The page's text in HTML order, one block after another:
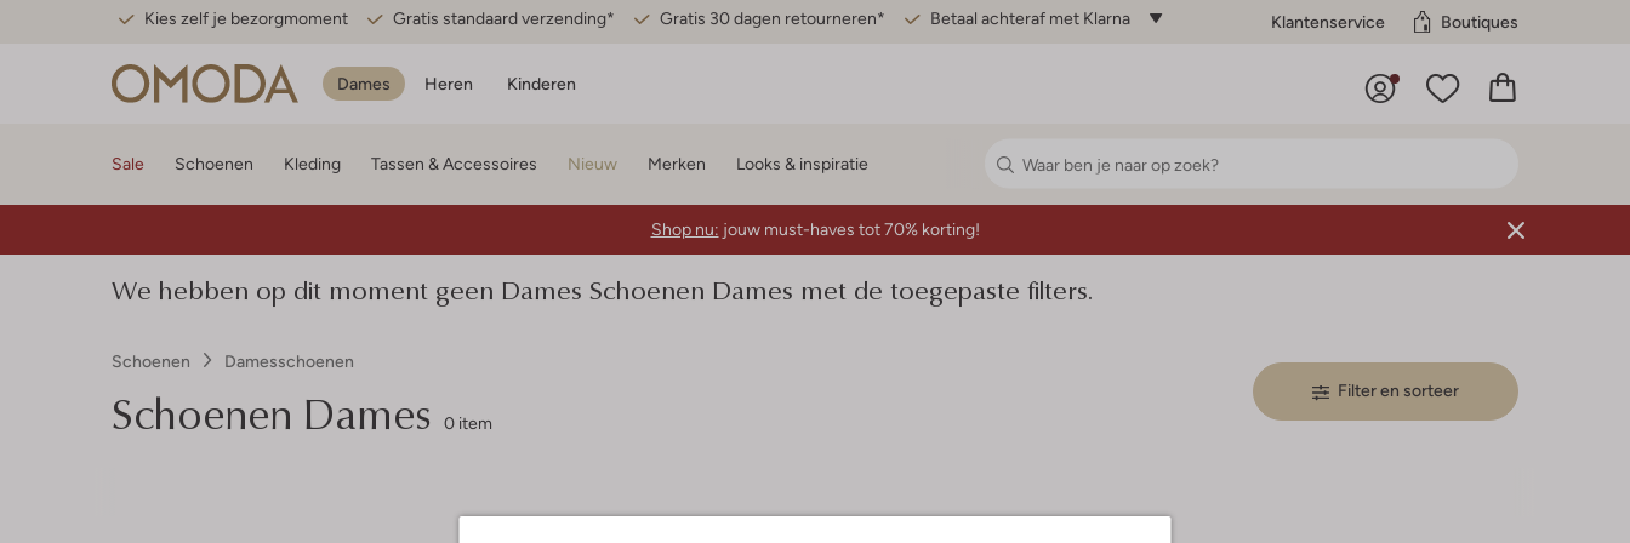
Kies zelf je bezorgmoment Gratis standaard verzending* Gratis 30 dagen retourneren* Betaal achteraf met Klarna Klantenservice Boutiques
Dames Heren Kinderen
Sale Schoenen Kleding Tassen & Accessoires Nieuw Merken Looks & inspiratie
Shop nu: jouw must-haves tot 70% korting!
We hebben op dit moment geen Dames Schoenen Dames met de toegepaste filters.
Schoenen Damesschoenen
Schoenen Dames 0 item
Filter en sorteer